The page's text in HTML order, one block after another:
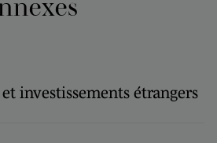
investissements étrangers